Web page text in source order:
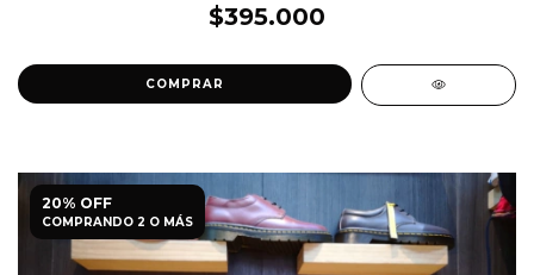
$395.000
COMPRAR
20% OFF
COMPRANDO 2 O MÁS